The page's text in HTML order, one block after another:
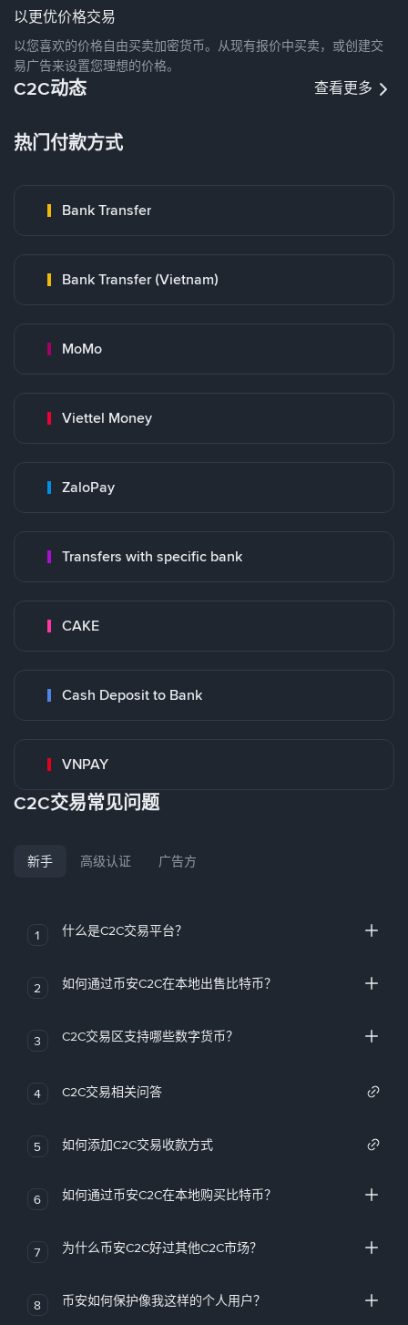
以更优价格交易
以您喜欢的价格自由买卖加密货币。从现有报价中买卖，或创建交
易广告来设置您理想的价格。
C2C动态 查看更多
热门付款方式
Bank Transfer
Bank Transfer (Vietnam)
MoMo
Viettel Money
ZaloPay
Transfers with specific bank
CAKE
Cash Deposit to Bank
VNPAY
C2C交易常见问题
新手 高级认证 广告方
1 什么是C2C交易平台？
2 如何通过币安C2C在本地出售比特币？
3 C2C交易区支持哪些数字货币？
4 C2C交易相关问答
5 如何添加C2C交易收款方式
6 如何通过币安C2C在本地购买比特币？
7 为什么币安C2C好过其他C2C市场？
8 币安如何保护像我这样的个人用户？